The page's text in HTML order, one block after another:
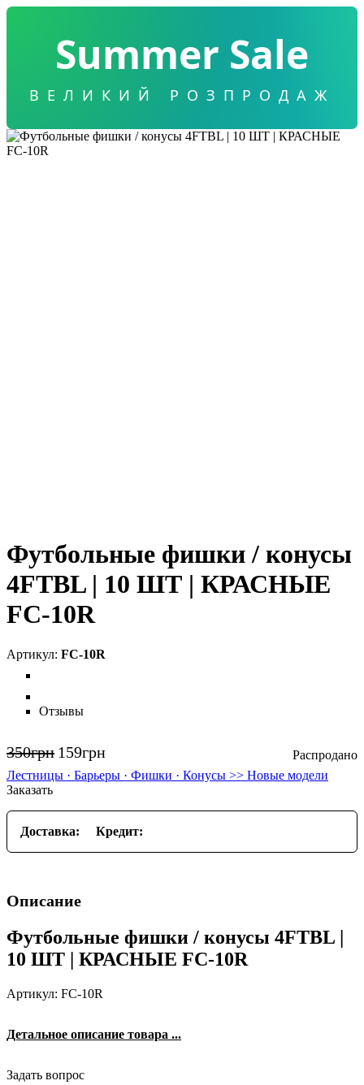
Summer Sale
ВЕЛИКИЙ РОЗПРОДАЖ
Футбольные фишки / конусы
4FTBL | 10 ШТ | КРАСНЫЕ
FC-10R
FC-10R
Отзывы
350грн 159грн
Лестницы · Барьеры · Фишки · Конусы >> Новые модели
Заказать
Доставка: Кредит:
Описание
Футбольные фишки / конусы 4FTBL |
10 ШТ | КРАСНЫЕ FC-10R
Артикул: FC-10R
Детальное описание товара ...
Задать вопрос